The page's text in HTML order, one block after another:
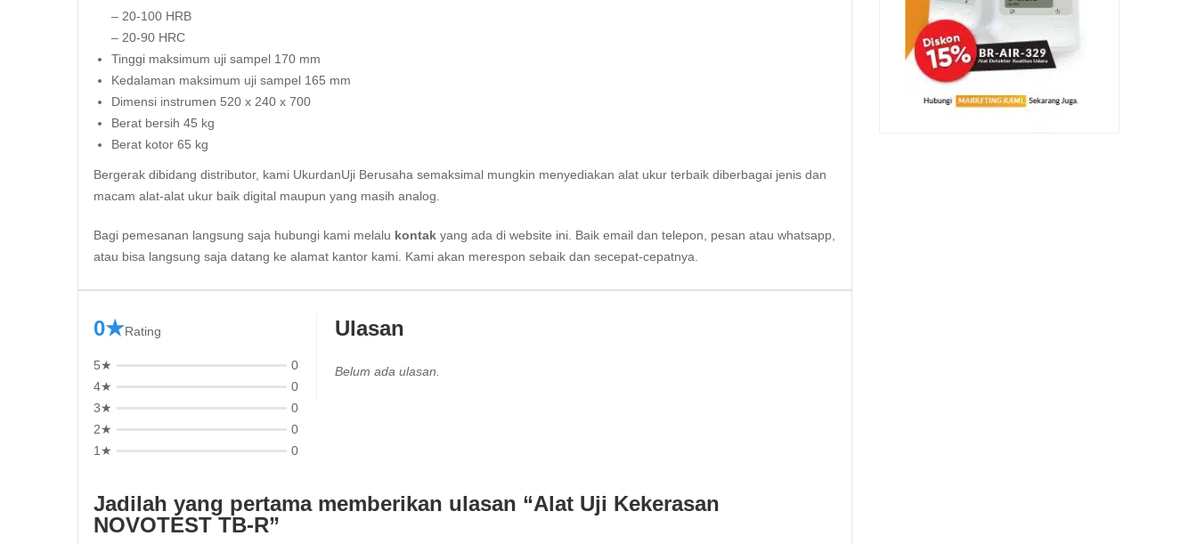
– 20-100 HRB
– 20-90 HRC
Tinggi maksimum uji sampel 170 mm
Kedalaman maksimum uji sampel 165 mm
Dimensi instrumen 520 x 240 x 700
Berat bersih 45 kg
Berat kotor 65 kg
Bergerak dibidang distributor, kami UkurdanUji Berusaha semaksimal mungkin menyediakan alat ukur terbaik diberbagai jenis dan
macam alat-alat ukur baik digital maupun yang masih analog.
Bagi pemesanan langsung saja hubungi kami melalu kontak yang ada di website ini. Baik email dan telepon, pesan atau whatsapp,
atau bisa langsung saja datang ke alamat kantor kami. Kami akan merespon sebaik dan secepat-cepatnya.
0★Rating
5★
0
4★
0
3★
0
2★
0
1★
0
Ulasan
Belum ada ulasan.
Jadilah yang pertama memberikan ulasan “Alat Uji Kekerasan
NOVOTEST TB-R”